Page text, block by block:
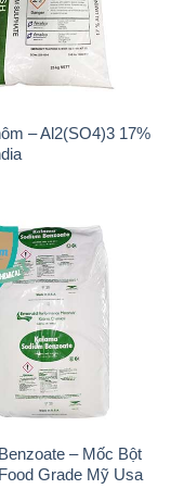
Đặc HPMC –
Methyl
Matecel Trung Quốc